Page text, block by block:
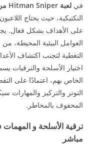
في لعبة Hitman Sniper من ميديا فاير
التكتيكية، حيث يحتاج
على الأهداف بشكل فعال.
العوامل البيئية المحيطة،
التغطية لتجنب اكتشاف
اختيار الأسلحة والترقيات
الخاص بهم، اعتمادًا على
التوتر والتركيز والمهارات
المحفوف بالمخاطر.
مباشر